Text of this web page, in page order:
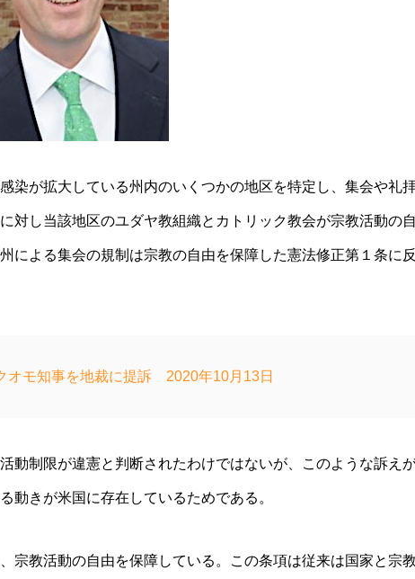
染が拡大している州内のいくつかの地区を特定し、集会や礼拝
対し当該地区のユダヤ教組織とカトリック教会が宗教活動の
による集会の規制は宗教の自由を保障した憲法修正第１条に
モ知事を地裁に提訴 2020年10月13日
動制限が違憲と判断されたわけではないが、このような訴え
動きが米国に存在しているためである。
宗教活動の自由を保障している。この条項は従来は国家と宗